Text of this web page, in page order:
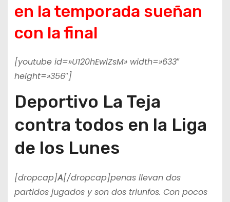
en la temporada sueñan
con la final
[youtube id=»U120hEwlZsM» width=»633″
height=»356″]
Deportivo La Teja
contra todos en la Liga
de los Lunes
[dropcap]A[/dropcap]penas llevan dos
partidos jugados y son dos triunfos. Con pocos